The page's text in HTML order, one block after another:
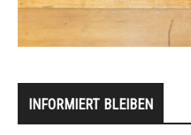
INFORMIERT BLEIBEN